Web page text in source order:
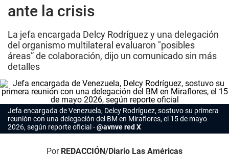
ante la crisis
La jefa encargada Delcy Rodríguez y una delegación
del organismo multilateral evaluaron "posibles
áreas” de colaboración, dijo un comunicado sin más
detalles
Jefa encargada de Venezuela, Delcy Rodríguez, sostuvo su primera
reunión con una delegación del BM en Miraflores, el 15 de mayo
2026, según reporte oficial
@avnve red X
Por REDACCIÓN/Diario Las Américas